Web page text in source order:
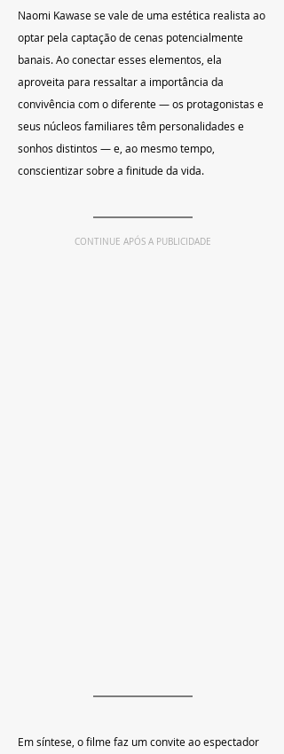
Naomi Kawase se vale de uma estética realista ao
optar pela captação de cenas potencialmente
banais. Ao conectar esses elementos, ela
aproveita para ressaltar a importância da
convivência com o diferente — os protagonistas e
seus núcleos familiares têm personalidades e
sonhos distintos — e, ao mesmo tempo,
conscientizar sobre a finitude da vida.
CONTINUE APÓS A PUBLICIDADE
Em síntese, o filme faz um convite ao espectador